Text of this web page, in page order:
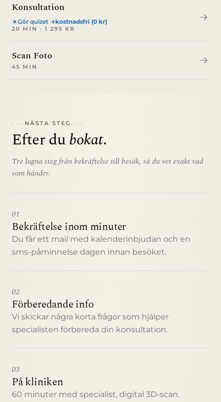
Konsultation
★Gör quizet →kostnadsfri (0 kr)
20 MIN · 1 295 KR
Scan Foto
45 MIN
NÄSTA STEG
Efter dubokat.
Tre lugna steg från bekräftelse till besök, så du vet exakt vad
som händer.
01
Bekräftelse inom minuter
Du får ett mail med kalenderinbjudan och en
sms-påminnelse dagen innan besöket.
02
Förberedande info
Vi skickar några korta frågor som hjälper
specialisten förbereda din konsultation.
03
På kliniken
60 minuter med specialist, digital 3D-scan.